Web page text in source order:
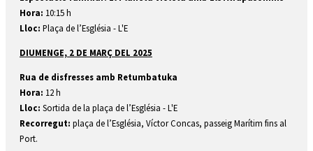
Hora: 10:15 h
Lloc: Plaça de l’Església - L'E
DIUMENGE, 2 DE MARÇ DEL 2025
Rua de disfresses amb Retumbatuka
Hora: 12 h
Lloc: Sortida de la plaça de l’Església - L'E
Recorregut: plaça de l’Església, Víctor Concas, passeig Marítim fins al
Port.